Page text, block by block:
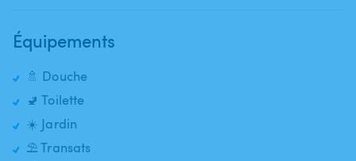
Équipements
🚿 Douche
🚽 Toilette
☀️ Jardin
⛱️ Transats